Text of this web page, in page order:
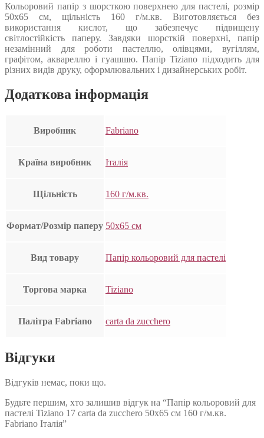
Кольоровий папір з шорсткою поверхнею для пастелі, розмір
50х65 см, щільність 160 г/м.кв. Виготовляється без
використання кислот, що забезпечує підвищену
світлостійкість паперу. Завдяки шорсткій поверхні, папір
незамінний для роботи пастеллю, олівцями, вугіллям,
графітом, аквареллю і гуашшю. Папір Tiziano підходить для
різних видів друку, оформлювальних і дизайнерських робіт.
Додаткова інформація
Виробник Fabriano
Країна виробник Італія
Щільність 160 г/м.кв.
Формат/Розмір паперу 50х65 см
Вид товару Папір кольоровий для пастелі
Торгова марка Tiziano
Палітра Fabriano carta da zucchero
Відгуки
Відгуків немає, поки що.
Будьте першим, хто залишив відгук на “Папір кольоровий для
пастелі Tiziano 17 carta da zucchero 50х65 см 160 г/м.кв.
Fabriano Італія”